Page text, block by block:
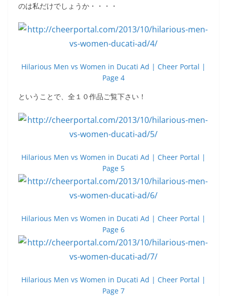
のは私だけでしょうか・・・・
Hilarious Men vs Women in Ducati Ad | Cheer Portal |
Page 4
ということで、全１０作品ご覧下さい！
Hilarious Men vs Women in Ducati Ad | Cheer Portal |
Page 5
Hilarious Men vs Women in Ducati Ad | Cheer Portal |
Page 6
Hilarious Men vs Women in Ducati Ad | Cheer Portal |
Page 7